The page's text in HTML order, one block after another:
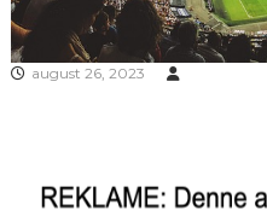
august 26, 2023